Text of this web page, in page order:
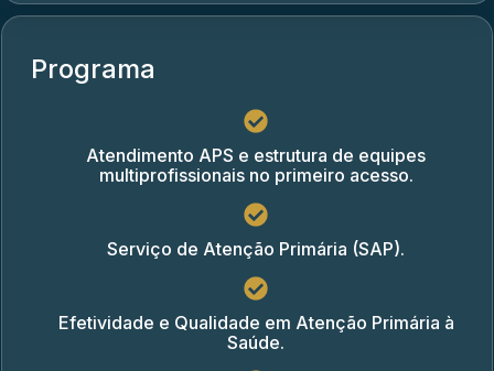
Programa
Atendimento APS e estrutura de equipes
multiprofissionais no primeiro acesso.
Serviço de Atenção Primária (SAP).
Efetividade e Qualidade em Atenção Primária à
Saúde.